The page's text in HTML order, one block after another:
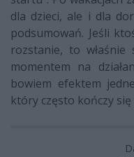
dla dzieci, ale i dla
podsumowań. Jeśli
rozstanie, to właśnie
momentem na
bowiem efektem
który często kończy się